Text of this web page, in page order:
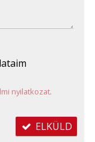
nyilatkozat.
ELKÜLD